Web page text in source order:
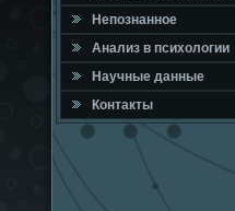
Непознанное
Анализ в психοлοгии
Научные данные
Контакты